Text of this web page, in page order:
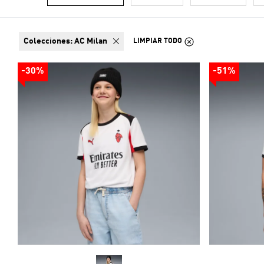
colecciones: AC Milan LIMPIAR TODO
-30% -51%